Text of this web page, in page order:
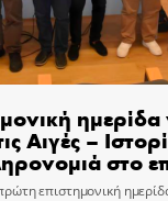
ημερίδα
Αιγές –
στο
επιστημονική